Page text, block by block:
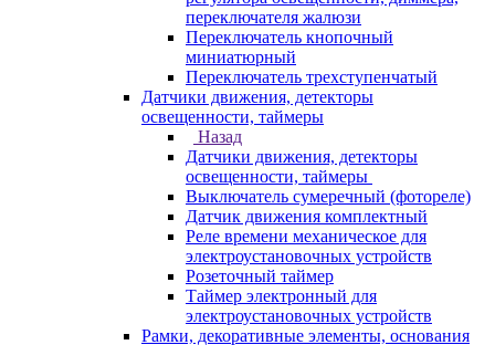
переключателя жалюзи
Переключатель кнопочный
миниатюрный
Переключатель трехступенчатый
Датчики движения, детекторы
освещенности, таймеры
Назад
Датчики движения, детекторы
освещенности, таймеры
Выключатель сумеречный (фотореле)
Датчик движения комплектный
Реле времени механическое для
электроустановочных устройств
Розеточный таймер
Таймер электронный для
электроустановочных устройств
Рамки, декоративные элементы, основания